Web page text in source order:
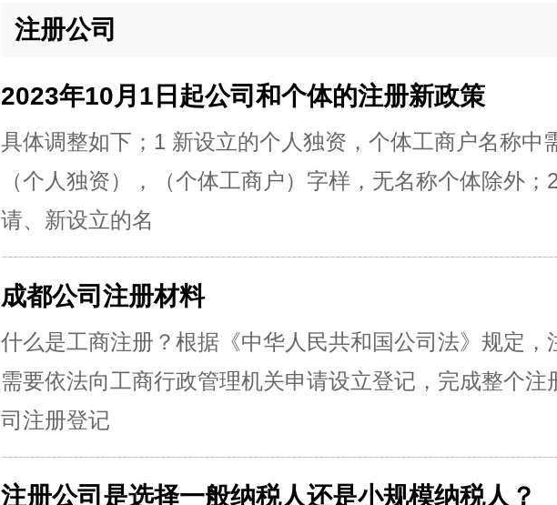
注册公司
2023年10月1日起公司和个体的注册新政策
具体调整如下；1 新设立的个人独资，个体工商户名称中
（个人独资），（个体工商户）字样，无名称个体除外；
请、新设立的名
成都公司注册材料
什么是工商注册？根据《中华人民共和国公司法》规定，
需要依法向工商行政管理机关申请设立登记，完成整个注
司注册登记
注册公司是选择一般纳税人还是小规模纳税人？